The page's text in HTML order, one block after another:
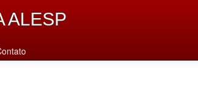
ALESP